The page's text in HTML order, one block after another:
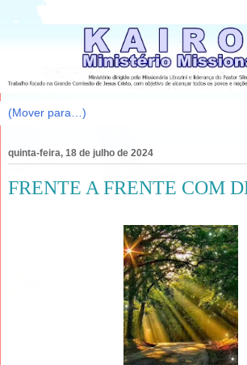
quinta-feira, 18 de julho de 2024
FRENTE A FRENTE COM